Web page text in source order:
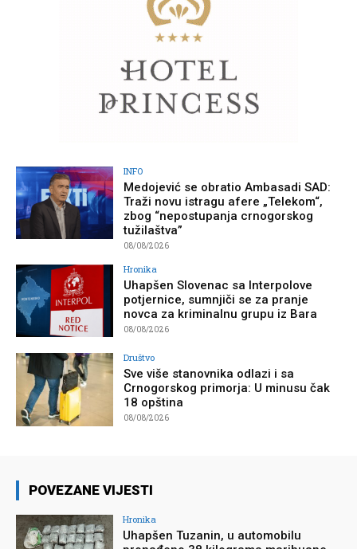
INFO
Medojević se obratio Ambasadi SAD:
Traži novu istragu afere „Telekom“,
zbog “nepostupanja crnogorskog
tužilaštva”
08/08/2026
Hronika
Uhapšen Slovenac sa Interpolove
potjernice, sumnjiči se za pranje
novca za kriminalnu grupu iz Bara
08/08/2026
Društvo
Sve više stanovnika odlazi i sa
Crnogorskog primorja: U minusu čak
18 opština
08/08/2026
POVEZANE VIJESTI
Hronika
Uhapšen Tuzanin, u automobilu